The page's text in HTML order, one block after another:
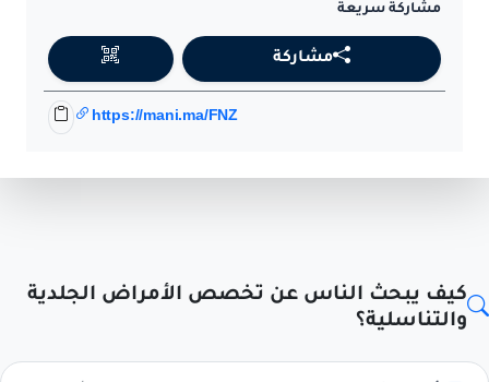
مشاركة سريعة
مشاركة
https://mani.ma/FNZ
كيف يبحث الناس عن تخصص الأمراض الجلدية
والتناسلية؟